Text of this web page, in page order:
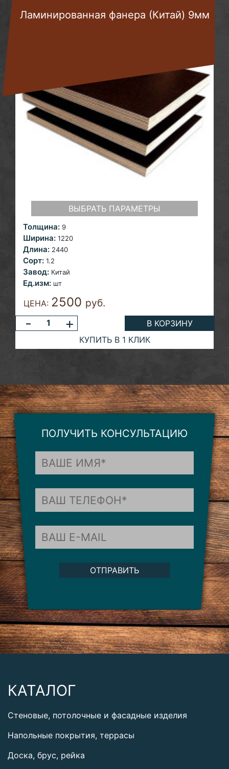
Ламинированная фанера (Китай) 9мм
ВЫБРАТЬ ПАРАМЕТРЫ
Толщина: 9
Ширина: 1220
Длина: 2440
Сорт: 1.2
Завод: Китай
Ед.изм: шт
ЦЕНА: 2500 руб.
- +
В КОРЗИНУ
КУПИТЬ В 1 КЛИК
ПОЛУЧИТЬ КОНСУЛЬТАЦИЮ
ОТПРАВИТЬ
КАТАЛОГ
Стеновые, потолочные и фасадные изделия
Напольные покрытия, террасы
Доска, брус, рейка